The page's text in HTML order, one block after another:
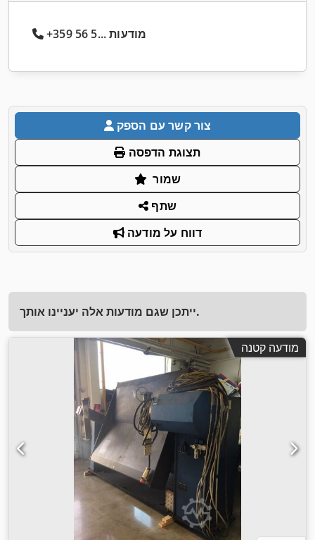
+359 56 5... מודעות
צור קשר עם הספק
תצוגת הדפסה
שמור
שתף
דווח על מודעה
ייתכן שגם מודעות אלה יעניינו אותך.
מודעה קטנה